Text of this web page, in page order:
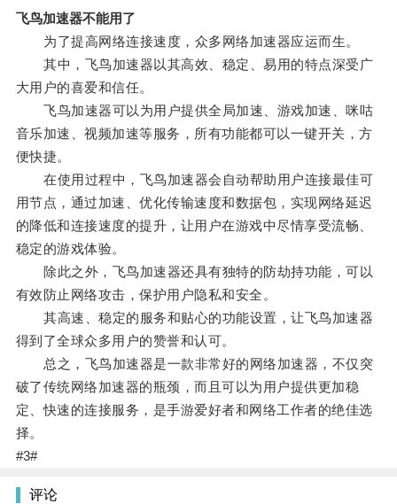
飞鸟加速器不能用了
为了提高网络连接速度，众多网络加速器应运而生。
其中，飞鸟加速器以其高效、稳定、易用的特点深受广
大用户的喜爱和信任。
飞鸟加速器可以为用户提供全局加速、游戏加速、咪咕
音乐加速、视频加速等服务，所有功能都可以一键开关，方
便快捷。
在使用过程中，飞鸟加速器会自动帮助用户连接最佳可
用节点，通过加速、优化传输速度和数据包，实现网络延迟
的降低和连接速度的提升，让用户在游戏中尽情享受流畅、
稳定的游戏体验。
除此之外，飞鸟加速器还具有独特的防劫持功能，可以
有效防止网络攻击，保护用户隐私和安全。
其高速、稳定的服务和贴心的功能设置，让飞鸟加速器
得到了全球众多用户的赞誉和认可。
总之，飞鸟加速器是一款非常好的网络加速器，不仅突
破了传统网络加速器的瓶颈，而且可以为用户提供更加稳
定、快速的连接服务，是手游爱好者和网络工作者的绝佳选
择。
#3#
评论